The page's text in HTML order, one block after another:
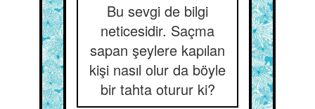
Bu sevgi de bilgi
neticesidir. Saçma
sapan şeylere kapılan
kişi nasıl olur da böyle
bir tahta oturur ki?